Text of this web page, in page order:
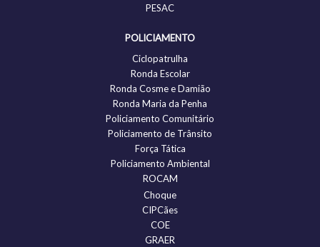
PESAC
POLICIAMENTO
Ciclopatrulha
Ronda Escolar
Ronda Cosme e Damião
Ronda Maria da Penha
Policiamento Comunitário
Policiamento de Trânsito
Força Tática
Policiamento Ambiental
ROCAM
Choque
CIPCães
COE
GRAER